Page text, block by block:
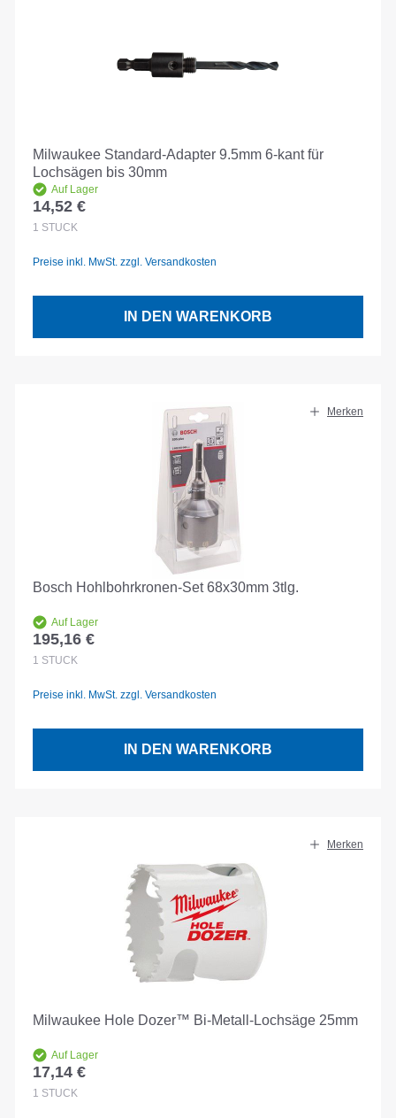
Milwaukee Standard-Adapter 9.5mm 6-kant für
Lochsägen bis 30mm
Auf Lager
Regulärer Preis:
14,52 €
1 STÜCK
Preise inkl. MwSt. zzgl. Versandkosten
IN DEN WARENKORB
Merken
Bosch Hohlbohrkronen-Set 68x30mm 3tlg.
Auf Lager
Regulärer Preis:
195,16 €
1 STÜCK
Preise inkl. MwSt. zzgl. Versandkosten
IN DEN WARENKORB
Merken
Milwaukee Hole Dozer™ Bi-Metall-Lochsäge 25mm
Auf Lager
Regulärer Preis:
17,14 €
1 STÜCK